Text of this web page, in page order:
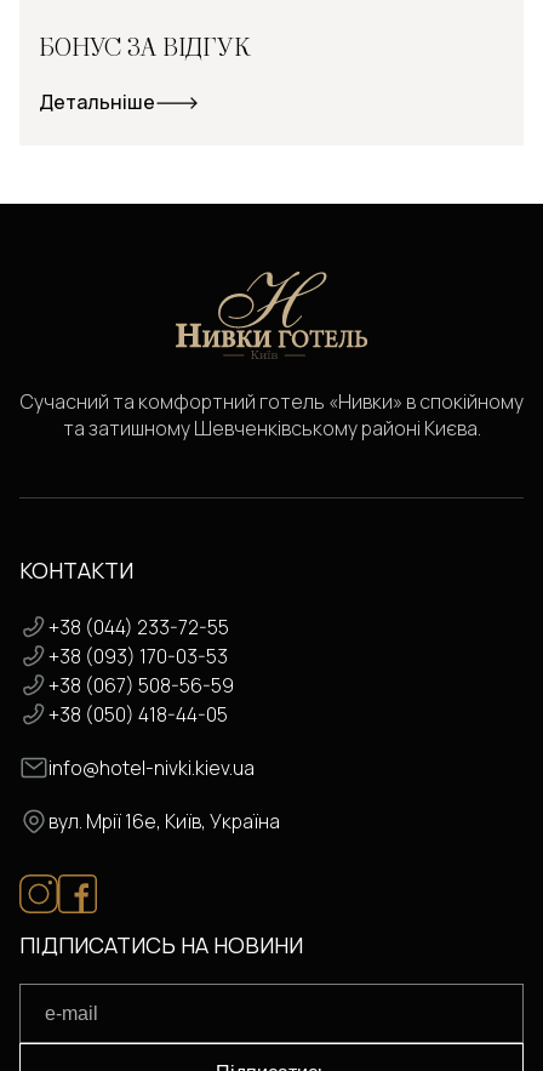
БОНУС ЗА ВІДГУК
Детальніше
Сучасний та комфортний готель «Нивки» в спокійному
та затишному Шевченківському районі Києва.
КОНТАКТИ
+38 (044) 233-72-55
+38 (093) 170-03-53
+38 (067) 508-56-59
+38 (050) 418-44-05
info@hotel-nivki.kiev.ua
вул. Мрії 16е, Київ, Україна
ПІДПИСАТИСЬ НА НОВИНИ